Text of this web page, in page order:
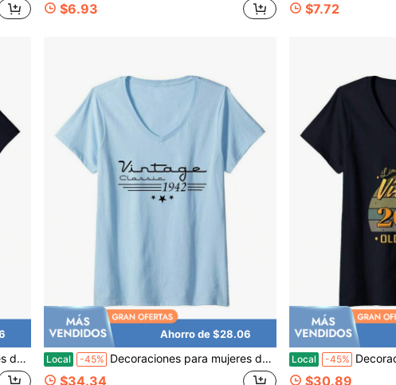
$6.93 $7.72
Ahorro de $28.06
Local -45% Decoraciones para mujeres de 84 años - Camisa
$34.34
Local -45% Decoraciones para el
$30.89